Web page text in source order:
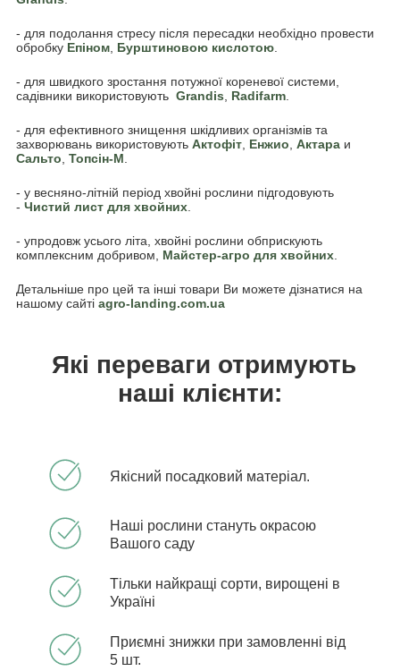
- для подолання стресу після пересадки необхідно провести
обробку Епіном Бурштиновою кислотою
- для швидкого зростання потужної кореневої системи,
садівники використовують Grandis Radifarm
- для ефективного знищення шкідливих організмів та
захворювань використовують Актофіт Енжио Актара и
Сальто Топсін-М
- у весняно-літній період хвойні рослини підгодовують
- Чистий лист для хвойних
- упродовж усього літа, хвойні рослини обприскують
комплексним добривом, Майстер-агро для хвойних
Детальніше про цей та інші товари Ви можете дізнатися на
нашому сайті agro-landing.com.ua
Які переваги отримують
наші клієнти:
Якісний посадковий матеріал.
Наші рослини стануть окрасою
Вашого саду
Тільки найкращі сорти, вирощені в
Україні
Приємні знижки при замовленні від
5 шт.